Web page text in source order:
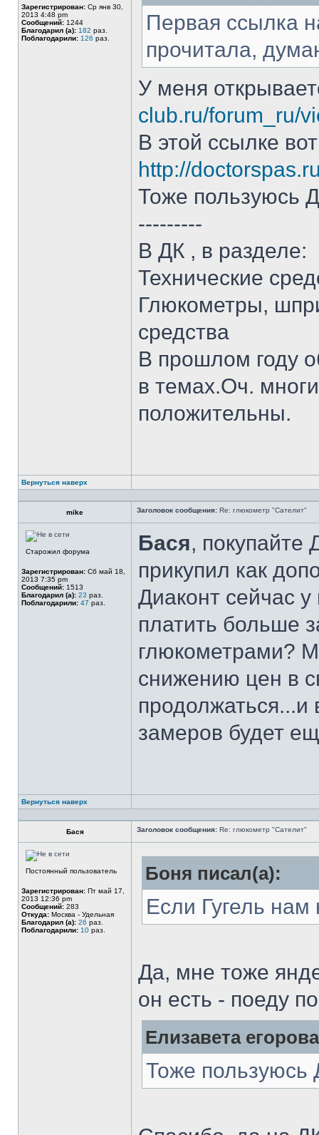
Зарегистрирован: Ср янв 30,
2013 4:48 pm
Сообщений: 1244
Благодарил (а): 182 раз.
Поблагодарили: 126 раз.
Первая ссылка
прочитала,
У меня
club.ru/forum_ru/
В этой ссылке
http://
Тоже пользуюсь
---------
В ДК , в разделе:
Технические
Глюкометры,
средства
В прошлом году
в темах.Оч.
положительны.
Вернуться наверх
mike Заголовок сообщения: Re: глюкометр "Сателит"
Старожил форума
Зарегистрирован: Сб май 18,
2013 7:35 pm
Сообщений: 1513
Благодарил (а): 23 раз.
Поблагодарили: 47 раз.
Бася, покупайте
прикупил как
Диаконт сейчас
платить больше
глюкометрами?
снижению цен в
продолжаться...и
замеров будет
Вернуться наверх
Бася Заголовок сообщения: Re: глюкометр "Сателит"
Постоянный пользователь
Зарегистрирован: Пт май 17,
2013 12:36 pm
Сообщений: 283
Откуда: Москва - Удельная
Благодарил (а): 26 раз.
Поблагодарили: 10 раз.
Боня писал(а):
Если Гугель нам
Да, мне тоже
он есть - поеду
Елизавета
Тоже